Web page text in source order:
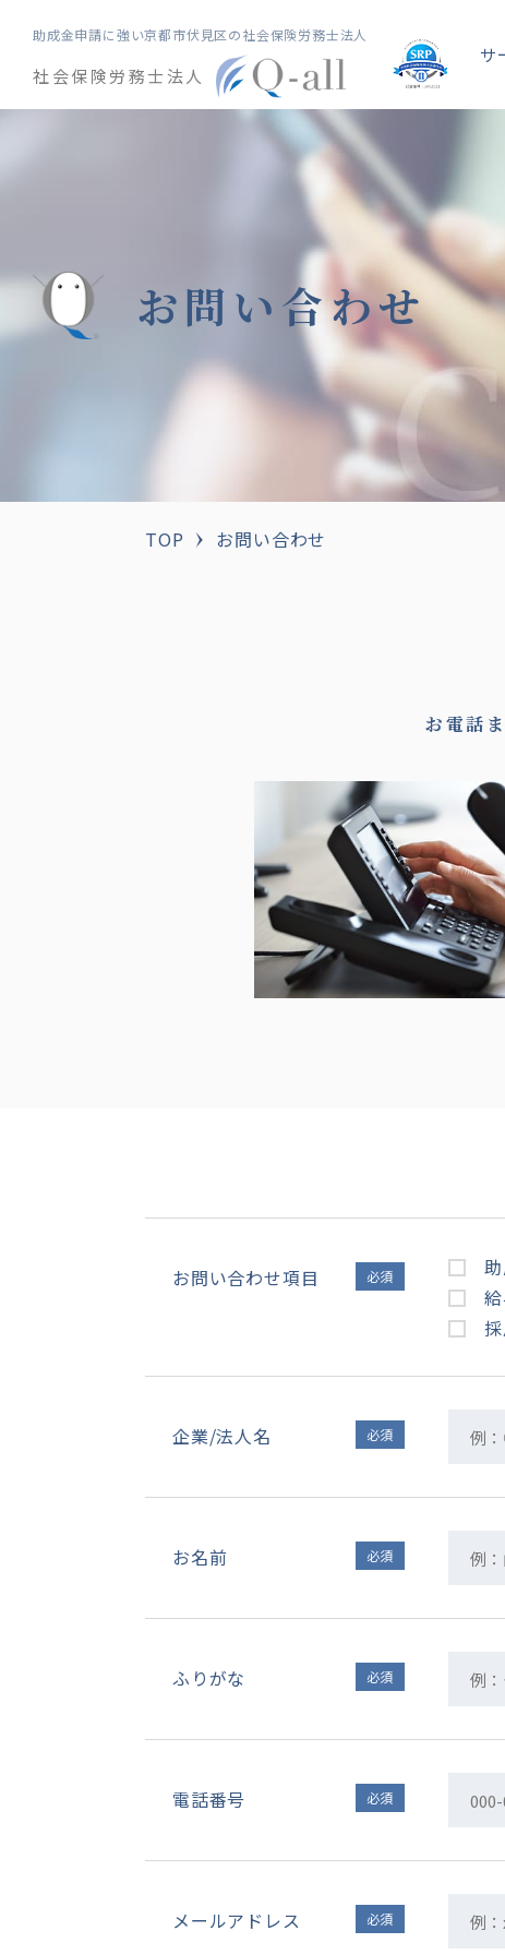
助成金申請に強い京都市伏見区の社会保険労務士法人
社会保険労務士法人
サ
お問い合わせ
TOP お問い合わせ
お電話
お問い合わせ項目 必須
企業/法人名 必須
お名前 必須
ふりがな 必須
電話番号 必須
メールアドレス 必須